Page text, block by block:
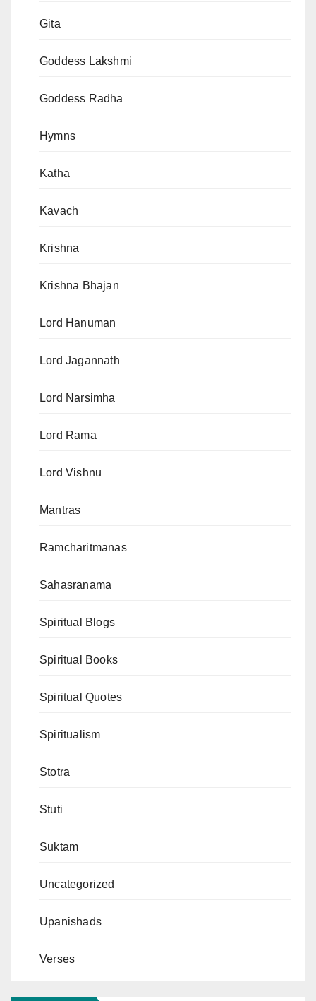
Gita
Goddess Lakshmi
Goddess Radha
Hymns
Katha
Kavach
Krishna
Krishna Bhajan
Lord Hanuman
Lord Jagannath
Lord Narsimha
Lord Rama
Lord Vishnu
Mantras
Ramcharitmanas
Sahasranama
Spiritual Blogs
Spiritual Books
Spiritual Quotes
Spiritualism
Stotra
Stuti
Suktam
Uncategorized
Upanishads
Verses